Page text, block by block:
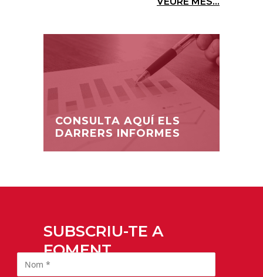
CONSULTA AQUÍ ELS
DARRERS INFORMES
SUBSCRIU-TE A
FOMENT